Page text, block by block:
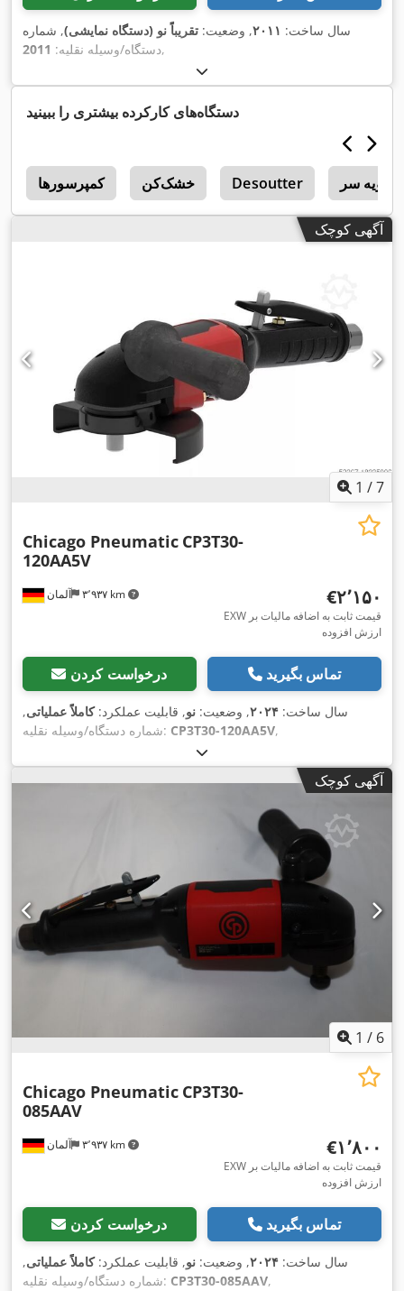
سال ساخت: ۲۰۱۱, وضعیت: تقریباً نو (دستگاه نمایشی), شماره
دستگاه/وسیله نقلیه: 2011 ,
دستگاه‌های کارکرده بیشتری را ببینید
کمپرسورها خشک‌کن Desoutter زاویه سر
آگهی کوچک
1 /7
آلمان ۳٬۹۳۷ km
Chicago Pneumatic CP3T30-
120AA5V
‎€۲٬۱۵۰
EXW قیمت ثابت به اضافه مالیات بر
ارزش افزوده
درخواست کردن تماس بگیرید
سال ساخت: ۲۰۲۴, وضعیت: نو, قابلیت عملکرد:کاملاً عملیاتی,
شماره دستگاه/وسیله نقلیه: CP3T30-120AA5V,
آگهی کوچک
1 / 6
آلمان ۳٬۹۳۷ km
Chicago Pneumatic CP3T30-
085AAV
‎€۱٬۸۰۰
EXW قیمت ثابت به اضافه مالیات بر
ارزش افزوده
درخواست کردن تماس بگیرید
سال ساخت: ۲۰۲۴, وضعیت: نو, قابلیت عملکرد:کاملاً عملیاتی,
شماره دستگاه/وسیله نقلیه: CP3T30-085AAV,